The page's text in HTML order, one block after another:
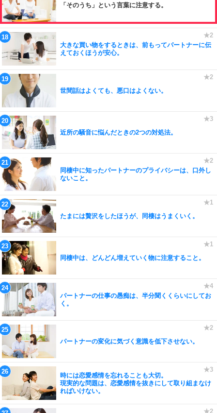
「そのうち」という言葉に注意する。
大きな買い物をするときは、前もってパートナーに伝
えておくほうが安心。
世間話はよくても、悪口はよくない。
近所の騒音に悩んだときの2つの対処法。
同棲中に知ったパートナーのプライバシーは、口外し
ないこと。
たまには贅沢をしたほうが、同棲はうまくいく。
同棲中は、どんどん増えていく物に注意すること。
パートナーの仕事の愚痴は、半分聞くくらいにしてお
く。
パートナーの変化に気づく意識を低下させない。
時には恋愛感情を忘れることも大切。
現実的な問題は、恋愛感情を抜きにして取り組まなけ
ればいけない。